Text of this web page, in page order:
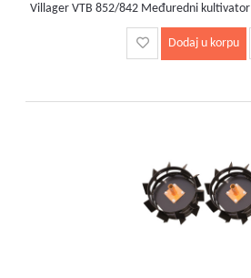
Villager VTB 852/842 Međuredni kultivator
Dodaj u korpu